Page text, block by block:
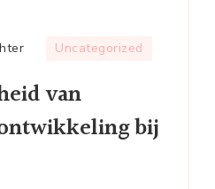
op
Belangrijkheid
Normale
Uncategorized
van
bij